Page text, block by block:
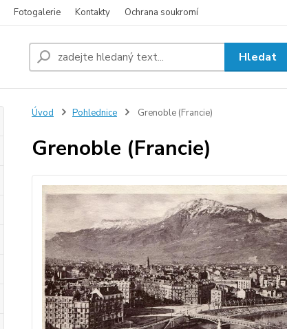
Fotogalerie Kontakty Ochrana soukromí
Hledat
Úvod Pohlednice Grenoble (Francie)
Grenoble (Francie)